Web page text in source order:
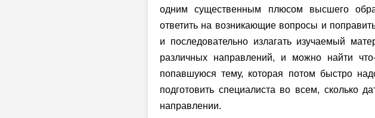
одним существенным плюсом высшего
ответить на возникающие вопросы и
и последовательно излагать изучаемый
различных направлений, и можно найти
попавшуюся тему, которая потом быстро
подготовить специалиста во всем, сколько
направлении.